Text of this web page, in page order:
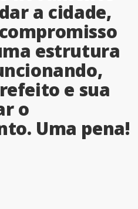
a cidade,
estrutura
e sua
o
Uma pena!